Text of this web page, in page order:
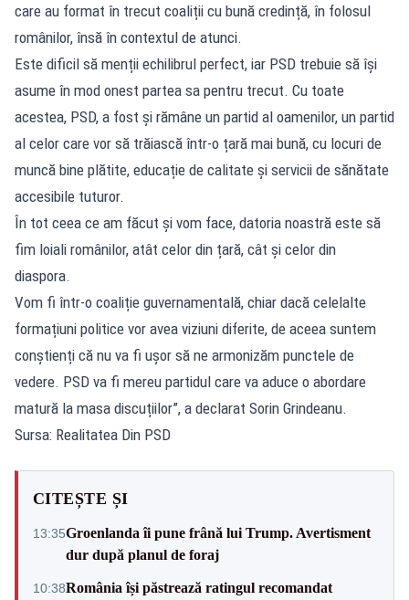
care au format în trecut coaliții cu bună credință, în folosul
românilor, însă în contextul de atunci.
Este dificil să menții echilibrul perfect, iar PSD trebuie să își
asume în mod onest partea sa pentru trecut. Cu toate
acestea, PSD, a fost și rămâne un partid al oamenilor, un partid
al celor care vor să trăiască într-o țară mai bună, cu locuri de
muncă bine plătite, educație de calitate și servicii de sănătate
accesibile tuturor.
În tot ceea ce am făcut și vom face, datoria noastră este să
fim loiali românilor, atât celor din țară, cât și celor din
diaspora.
Vom fi într-o coaliție guvernamentală, chiar dacă celelalte
formațiuni politice vor avea viziuni diferite, de aceea suntem
conștienți că nu va fi ușor să ne armonizăm punctele de
vedere. PSD va fi mereu partidul care va aduce o abordare
matură la masa discuțiilor”, a declarat Sorin Grindeanu.
Sursa: Realitatea Din PSD
CITEȘTE ȘI
13:35Groenlanda îi pune frână lui Trump. Avertisment
dur după planul de foraj
10:38România își păstrează ratingul recomandat